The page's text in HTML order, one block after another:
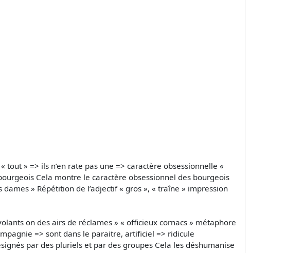
» => ils n’en rate pas une => caractère obsessionnelle «
Cela montre le caractère obsessionnel des bourgeois
» Répétition de l’adjectif « gros », « traîne » impression
on des airs de réclames » « officieux cornacs » métaphore
=> sont dans le paraitre, artificiel => ridicule
par des pluriels et par des groupes Cela les déshumanise